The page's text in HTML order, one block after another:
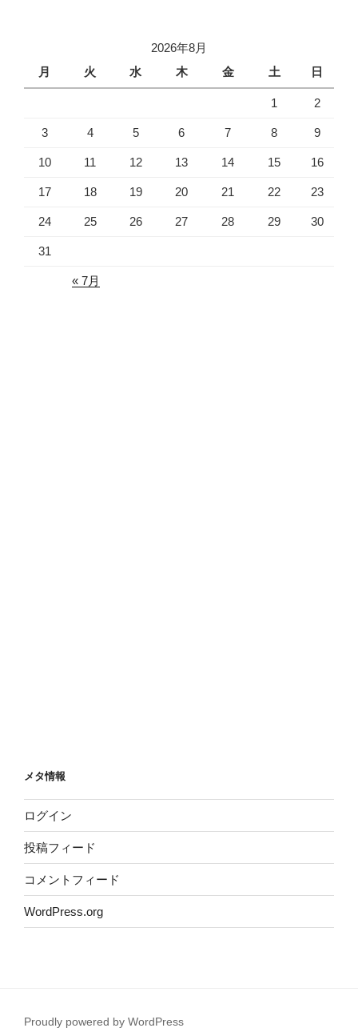
2026年8月
月
火 水 木 金 土 日
1 2
3 4 5 6 7 8 9
10 11 12 13 14 15 16
17 18 19 20 21 22 23
24 25 26 27 28 29 30
31
« 7月
メタ情報
ログイン
投稿フィード
コメントフィード
WordPress.org
Proudly powered by WordPress